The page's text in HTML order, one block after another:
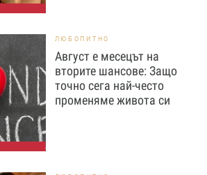
ЛЮБОПИТНО
Август е месецът на
вторите шансове: Защо
точно сега най-често
променяме живота си